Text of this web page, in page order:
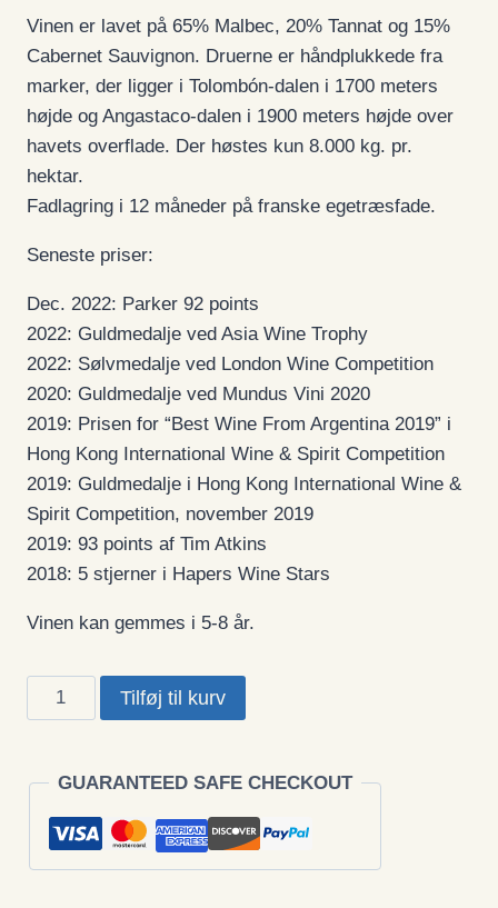
Vinen er lavet på 65% Malbec, 20% Tannat og 15%
Cabernet Sauvignon. Druerne er håndplukkede fra
marker, der ligger i Tolombón-dalen i 1700 meters
højde og Angastaco-dalen i 1900 meters højde over
havets overflade. Der høstes kun 8.000 kg. pr.
hektar.
Fadlagring i 12 måneder på franske egetræsfade.
Seneste priser:
Dec. 2022: Parker 92 points
2022: Guldmedalje ved Asia Wine Trophy
2022: Sølvmedalje ved London Wine Competition
2020: Guldmedalje ved Mundus Vini 2020
2019: Prisen for “Best Wine From Argentina 2019” i
Hong Kong International Wine & Spirit Competition
2019: Guldmedalje i Hong Kong International Wine &
Spirit Competition, november 2019
2019: 93 points af Tim Atkins
2018: 5 stjerner i Hapers Wine Stars
Vinen kan gemmes i 5-8 år.
Tukma,
Gran
2020,
blend,
"Best
Tilføj til kurv
GUARANTEED SAFE CHECKOUT